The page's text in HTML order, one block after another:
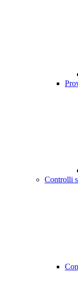
Controlli